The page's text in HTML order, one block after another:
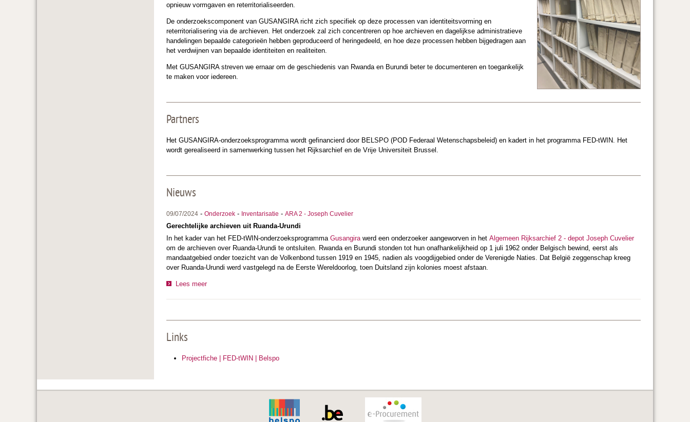
opnieuw vormgaven en reterritorialiseerden.
De onderzoekscomponent van GUSANGIRA richt zich specifiek op deze processen van identiteitsvorming en
reterritorialisering via de archieven. Het onderzoek zal zich concentreren op hoe archieven en dagelijkse administratieve
handelingen bepaalde categorieën hebben geproduceerd of heringedeeld, en hoe deze processen hebben bijgedragen aan
het verdwijnen van bepaalde identiteiten en realiteiten.
Met GUSANGIRA streven we ernaar om de geschiedenis van Rwanda en Burundi beter te documenteren en toegankelijk
te maken voor iedereen.
Partners
Het GUSANGIRA-onderzoeksprogramma wordt gefinancierd door BELSPO (POD Federaal Wetenschapsbeleid) en kadert in het programma FED-tWIN. Het
wordt gerealiseerd in samenwerking tussen het Rijksarchief en de Vrije Universiteit Brussel.
Nieuws
09/07/2024 - Onderzoek - Inventarisatie - ARA 2 - Joseph Cuvelier
Gerechtelijke archieven uit Ruanda-Urundi
In het kader van het FED-tWIN-onderzoeksprogramma Gusangira werd een onderzoeker aangeworven in het Algemeen Rijksarchief 2 - depot Joseph Cuvelier
om de archieven over Ruanda-Urundi te ontsluiten. Rwanda en Burundi stonden tot hun onafhankelijkheid op 1 juli 1962 onder Belgisch bewind, eerst als
mandaatgebied onder toezicht van de Volkenbond tussen 1919 en 1945, nadien als voogdijgebied onder de Verenigde Naties. Dat België zeggenschap kreeg
over Ruanda-Urundi werd vastgelegd na de Eerste Wereldoorlog, toen Duitsland zijn kolonies moest afstaan.
Lees meer
Links
Projectfiche | FED-tWIN | Belspo